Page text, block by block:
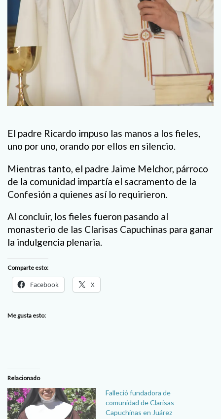
El padre Ricardo impuso las manos a los fieles,
uno por uno, orando por ellos en silencio.
Mientras tanto, el padre Jaime Melchor, párroco
de la comunidad impartía el sacramento de la
Confesión a quienes así lo requirieron.
Al concluir, los fieles fueron pasando al
monasterio de las Clarisas Capuchinas para ganar
la indulgencia plenaria.
Comparte esto:
Facebook X
Me gusta esto:
Relacionado
Falleció fundadora de
comunidad de Clarisas
Capuchinas en Juárez